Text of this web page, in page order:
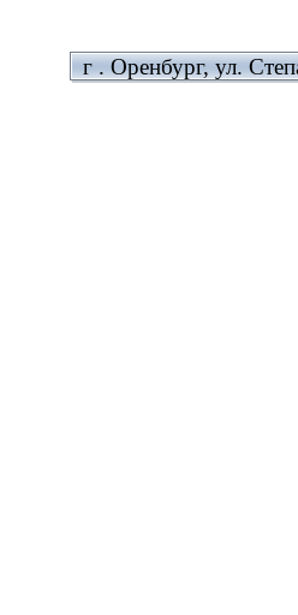
г . Оренбург, ул.